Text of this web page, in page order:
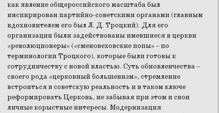
как явление общероссийского масштаба был
инспирирован партийно-советскими органами (главным
вдохновителем его был Л. Д. Троцкий). Для его
организации были задействованы имевшиеся в церкви
«революционеры» («сменовеховские попы» – по
терминологии Троцкого), которые были готовы к
сотрудничеству с новой властью. Суть обновленчества –
своего рода «церковный большевизм», стремление
встроиться в советскую реальность и в таком ключе
реформировать Церковь, не забывая при этом и свои
личные корыстные интересы. Модернизация